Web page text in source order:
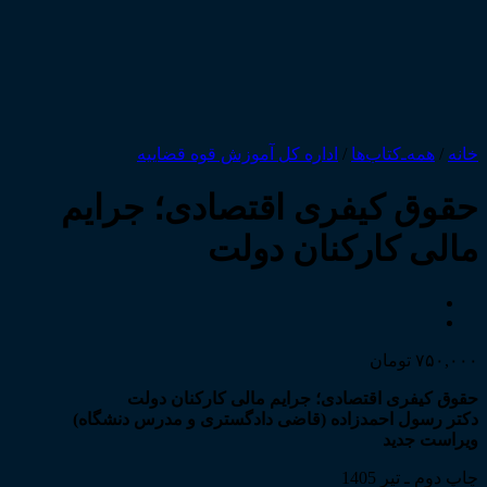
خانه / همه‌ـ‌کتاب‌ها / اداره کل آموزش قوه قضاییه
حقوق کیفری اقتصادی؛ جرایم
مالی کارکنان دولت
۷۵۰,۰۰۰ تومان
حقوق کیفری اقتصادی؛ جرایم مالی کارکنان دولت
دکتر رسول احمدزاده (قاضی دادگستری و مدرس دنشگاه)
ویراست جدید
چاپ دوم ـ تیر 1405